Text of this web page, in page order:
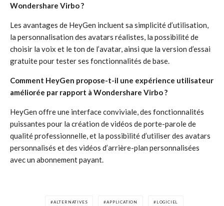
Wondershare Virbo ?
Les avantages de HeyGen incluent sa simplicité d’utilisation,
la personnalisation des avatars réalistes, la possibilité de
choisir la voix et le ton de l’avatar, ainsi que la version d’essai
gratuite pour tester ses fonctionnalités de base.
Comment HeyGen propose-t-il une expérience utilisateur
améliorée par rapport à Wondershare Virbo ?
HeyGen offre une interface conviviale, des fonctionnalités
puissantes pour la création de vidéos de porte-parole de
qualité professionnelle, et la possibilité d’utiliser des avatars
personnalisés et des vidéos d’arrière-plan personnalisées
avec un abonnement payant.
ALTERNATIVES APPLICATION LOGICIEL